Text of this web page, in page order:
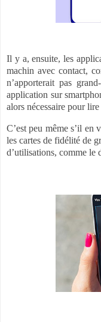
Il y a, ensuite, les
machin avec contact,
n’apporterait pas
application sur
alors nécessaire pour
C’est peu même s’il en
les cartes de fidélité de
d’utilisations, comme le